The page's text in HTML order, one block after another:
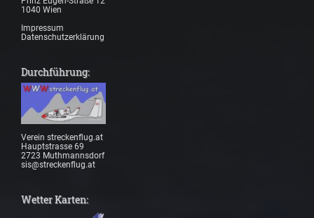
1040 Wien
Impressum
Datenschutzerklärung
Durchführung:
Verein streckenflug.at
Hauptstrasse 69
2723 Muthmannsdorf
sis@streckenflug.at
Wetter Karten: